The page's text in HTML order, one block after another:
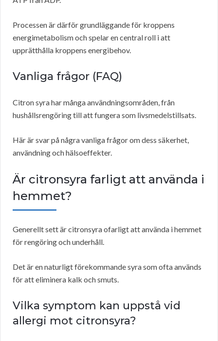
Processen är därför grundläggande för kroppens
energimetabolism och spelar en central roll i att
upprätthålla kroppens energibehov.
Vanliga frågor (FAQ)
Citron syra har många användningsområden, från
hushållsrengöring till att fungera som livsmedelstillsats.
Här är svar på några vanliga frågor om dess säkerhet,
användning och hälsoeffekter.
Är citronsyra farligt att använda i
hemmet?
Generellt sett är citronsyra ofarligt att använda i hemmet
för rengöring och underhåll.
Det är en naturligt förekommande syra som ofta används
för att eliminera kalk och smuts.
Vilka symptom kan uppstå vid
allergi mot citronsyra?